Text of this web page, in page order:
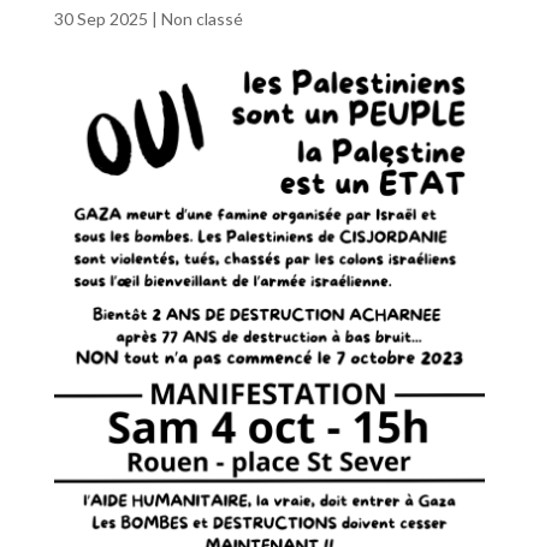
30 Sep 2025 | Non classé